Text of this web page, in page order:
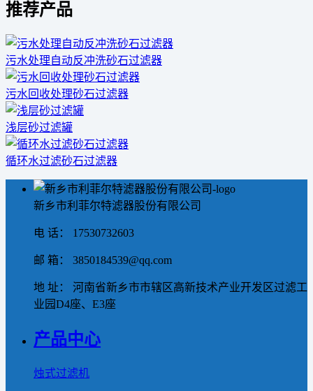
推荐产品
污水处理自动反冲洗砂石过滤器
污水回收处理砂石过滤器
浅层砂过滤罐
循环水过滤砂石过滤器
新乡市利菲尔特滤器股份有限公司
电 话： 17530732603
邮 箱： 3850184539@qq.com
地 址： 河南省新乡市市辖区高新技术产业开发区过滤工
业园D4座、E3座
产品中心
烛式过滤机